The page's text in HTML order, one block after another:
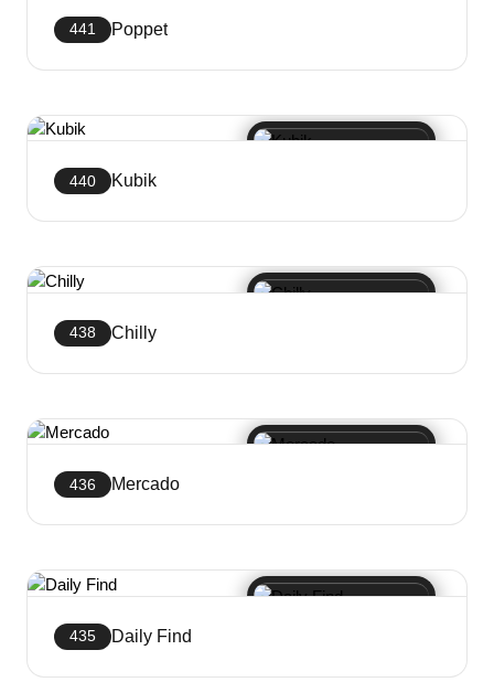
441 Poppet
440 Kubik
438 Chilly
436 Mercado
435 Daily Find